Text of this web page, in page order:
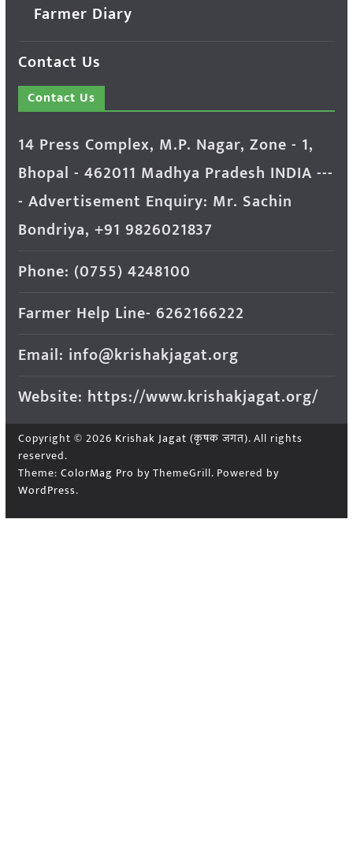
Farmer Diary
Contact Us
Contact Us
14 Press Complex, M.P. Nagar, Zone - 1,
Bhopal - 462011 Madhya Pradesh INDIA ---
- Advertisement Enquiry: Mr. Sachin
Bondriya, +91 9826021837
Phone: (0755) 4248100
Farmer Help Line- 6262166222
Email: info@krishakjagat.org
Website: https://www.krishakjagat.org/
Copyright © 2026 Krishak Jagat (कृषक जगत). All rights
reserved.
Theme: ColorMag Pro by ThemeGrill. Powered by
WordPress.